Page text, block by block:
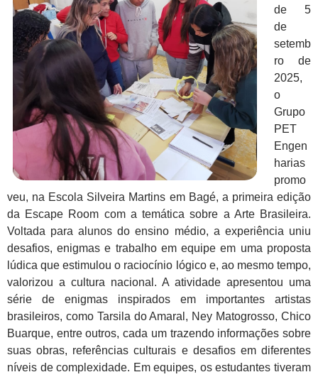
de 5
de
setemb
ro de
2025,
o
Grupo
PET
Engen
harias
promo
veu, na Escola Silveira Martins em Bagé, a primeira edição
da Escape Room com a temática sobre a Arte Brasileira.
Voltada para alunos do ensino médio, a experiência uniu
desafios, enigmas e trabalho em equipe em uma proposta
lúdica que estimulou o raciocínio lógico e, ao mesmo tempo,
valorizou a cultura nacional. A atividade apresentou uma
série de enigmas inspirados em importantes artistas
brasileiros, como Tarsila do Amaral, Ney Matogrosso, Chico
Buarque, entre outros, cada um trazendo informações sobre
suas obras, referências culturais e desafios em diferentes
níveis de complexidade. Em equipes, os estudantes tiveram